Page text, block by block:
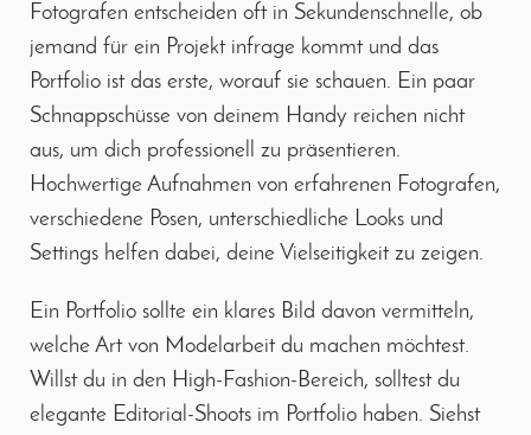
Fotografen entscheiden oft in Sekundenschnelle, ob
jemand für ein Projekt infrage kommt und das
Portfolio ist das erste, worauf sie schauen. Ein paar
Schnappschüsse von deinem Handy reichen nicht
aus, um dich professionell zu präsentieren.
Hochwertige Aufnahmen von erfahrenen Fotografen,
verschiedene Posen, unterschiedliche Looks und
Settings helfen dabei, deine Vielseitigkeit zu zeigen.
Ein Portfolio sollte ein klares Bild davon vermitteln,
welche Art von Modelarbeit du machen möchtest.
Willst du in den High-Fashion-Bereich, solltest du
elegante Editorial-Shoots im Portfolio haben. Siehst